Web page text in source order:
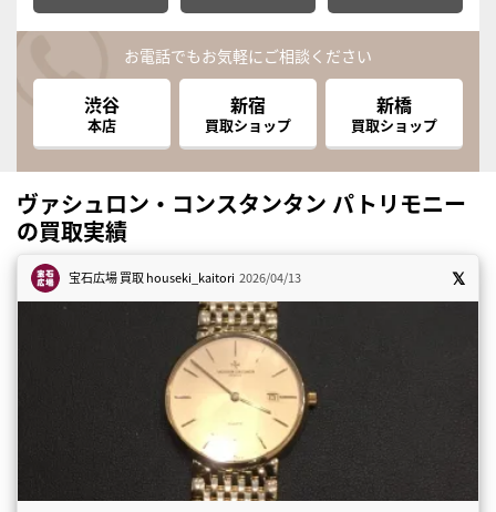
お電話でもお気軽にご相談ください
渋谷
本店
新宿
買取ショップ
新橋
買取ショップ
ヴァシュロン・コンスタンタン パトリモニー
の買取実績
宝石広場 買取houseki_kaitori 2026/04/13